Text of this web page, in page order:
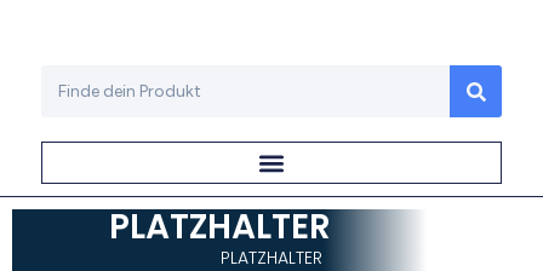
PLATZHALTER
PLATZHALTER